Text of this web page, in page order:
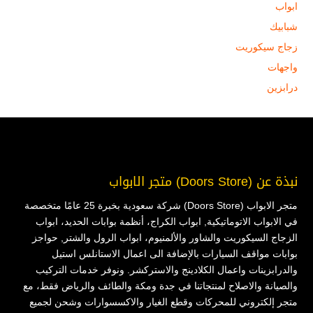
ابواب
شبابيك
زجاج سيكوريت
واجهات
درابزين
نبذة عن (Doors Store) متجر الابواب
متجر الابواب (Doors Store) شركة سعودية بخبرة 25 عامًا متخصصة
في الابواب الاتوماتيكية, ابواب الكراج، أنظمة بوابات الحديد، ابواب
الزجاج السيكوريت والشاور والألمنيوم، ابواب الرول والشتر, حواجز
بوابات مواقف السيارات بالإضافة الى اعمال الاستانلس استيل
والدرابزينات واعمال الكلادينج والاستركشر. ونوفر خدمات التركيب
والصيانة والاصلاح لمنتجاتنا في جدة ومكة والطائف والرياض فقط، مع
متجر إلكتروني للمحركات وقطع الغيار والاكسسوارات وشحن لجميع